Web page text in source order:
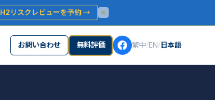
H2リスクレビューを予約→
お問い合わせ 無料評価 繁中/EN/ 日本語